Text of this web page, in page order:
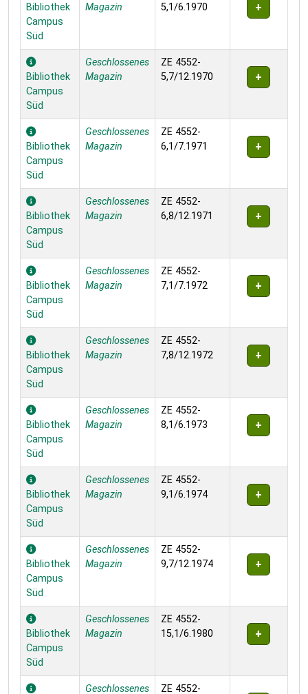
Bibliothek
Campus
Süd
Magazin
5,1/6.1970
Bibliothek
Campus
Süd
Geschlossenes
Magazin
ZE 4552-
5,7/12.1970
Bibliothek
Campus
Süd
Geschlossenes
Magazin
ZE 4552-
6,1/7.1971
Bibliothek
Campus
Süd
Geschlossenes
Magazin
ZE 4552-
6,8/12.1971
Bibliothek
Campus
Süd
Geschlossenes
Magazin
ZE 4552-
7,1/7.1972
Bibliothek
Campus
Süd
Geschlossenes
Magazin
ZE 4552-
7,8/12.1972
Bibliothek
Campus
Süd
Geschlossenes
Magazin
ZE 4552-
8,1/6.1973
Bibliothek
Campus
Süd
Geschlossenes
Magazin
ZE 4552-
9,1/6.1974
Bibliothek
Campus
Süd
Geschlossenes
Magazin
ZE 4552-
9,7/12.1974
Bibliothek
Campus
Süd
Geschlossenes
Magazin
ZE 4552-
15,1/6.1980
Geschlossenes ZE 4552-